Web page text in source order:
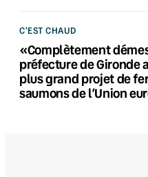
C'EST CHAUD
«Complètement
préfecture de Gironde
plus grand projet de
saumons de l’Union